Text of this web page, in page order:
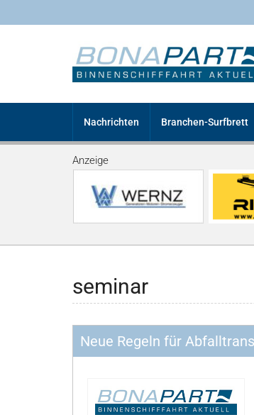
Nachrichten Branchen-Surfbrett
Anzeige
seminar
Neue Regeln für